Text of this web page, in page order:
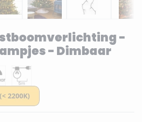
-
- Dimbaar